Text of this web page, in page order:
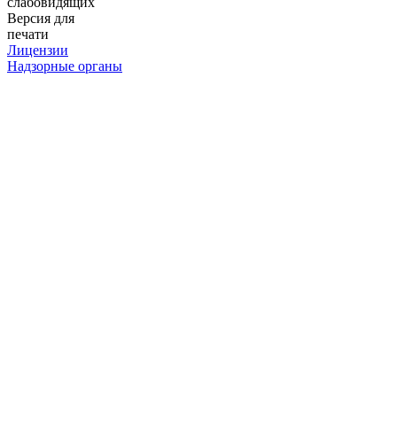
Версия для
печати
Лицензии
Надзорные органы